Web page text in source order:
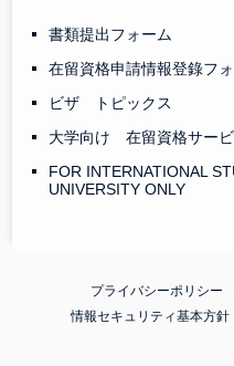
書類提出フォーム
在留資格申請情報登錄フ
ビザ トピックス
大学向け 在留資格サー
FOR INTERNATIONAL
UNIVERSITY ONLY
プライバシーポリシー
情報セキュリティ基本方針